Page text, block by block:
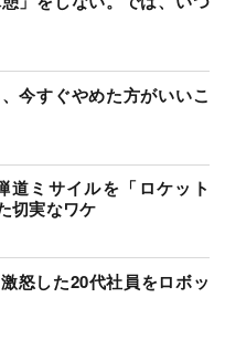
今すぐやめた方がいいこ
ミサイルを「ロケット
切実なワケ
怒した20代社員をロボッ